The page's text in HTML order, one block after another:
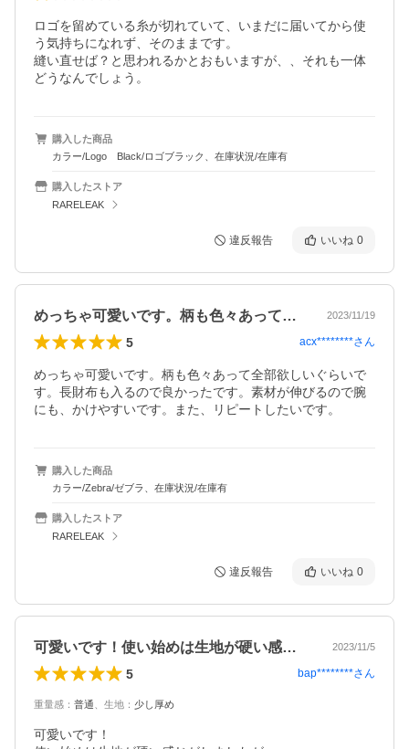
ロゴを留めている糸が切れていて、いまだに届いてから使
う気持ちになれず、そのままです。
縫い直せば？と思われるかとおもいますが、、それも一体
どうなんでしょう。
購入した商品
カラー/Logo Black/ロゴブラック、在庫状況/在庫有
購入したストア
RARELEAK
違反報告 いいね 0
めっちゃ可愛いです。柄も色々あって全部… 2023/11/19
5 acx********さん
めっちゃ可愛いです。柄も色々あって全部欲しいぐらいで
す。長財布も入るので良かったです。素材が伸びるので腕
にも、かけやすいです。また、リピートしたいです。
購入した商品
カラー/Zebra/ゼブラ、在庫状況/在庫有
購入したストア
RARELEAK
違反報告 いいね 0
可愛いです！使い始めは生地が硬い感じが… 2023/11/5
5 bap********さん
重量感 ： 普通 生地 ： 少し厚め
可愛いです！